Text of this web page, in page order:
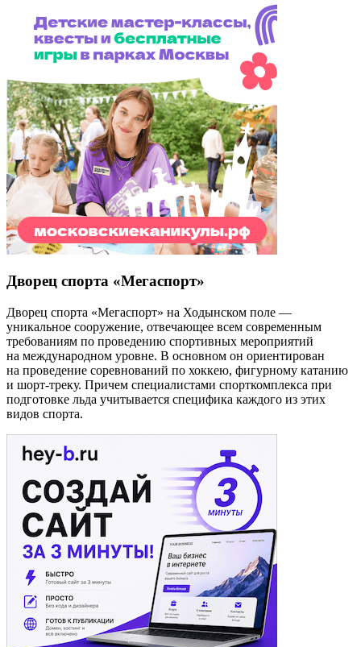
Дворец спорта «Мегаспорт»
Дворец спорта «Мегаспорт» на Ходынском поле —
уникальное сооружение, отвечающее всем современным
требованиям по проведению спортивных мероприятий
на международном уровне. В основном он ориентирован
на проведение соревнований по хоккею, фигурному катанию
и шорт-треку. Причем специалистами спорткомплекса при
подготовке льда учитывается специфика каждого из этих
видов спорта.